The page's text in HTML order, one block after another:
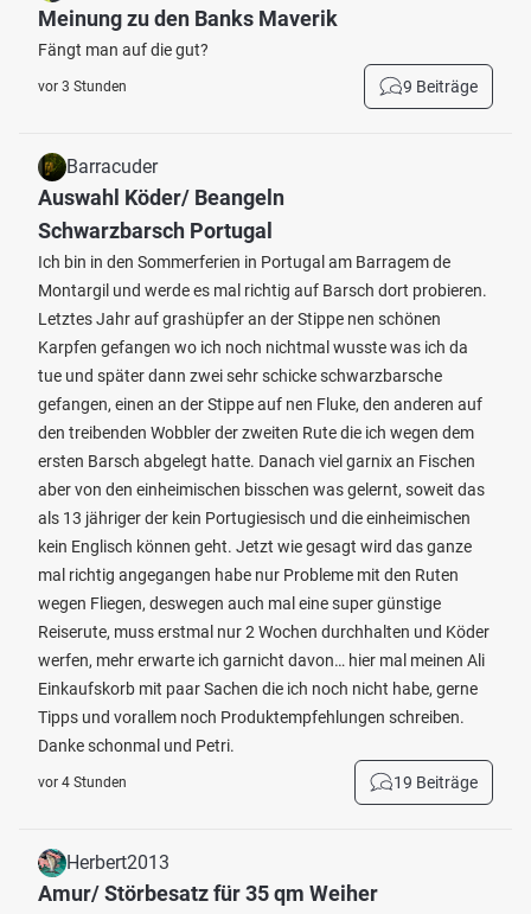
Meinung zu den Banks Maverik
Fängt man auf die gut?
vor 3 Stunden 9 Beiträge
Barracuder
Auswahl Köder/ Beangeln
Schwarzbarsch Portugal
Ich bin in den Sommerferien in Portugal am Barragem de
Montargil und werde es mal richtig auf Barsch dort probieren.
Letztes Jahr auf grashüpfer an der Stippe nen schönen
Karpfen gefangen wo ich noch nichtmal wusste was ich da
tue und später dann zwei sehr schicke schwarzbarsche
gefangen, einen an der Stippe auf nen Fluke, den anderen auf
den treibenden Wobbler der zweiten Rute die ich wegen dem
ersten Barsch abgelegt hatte. Danach viel garnix an Fischen
aber von den einheimischen bisschen was gelernt, soweit das
als 13 jähriger der kein Portugiesisch und die einheimischen
kein Englisch können geht. Jetzt wie gesagt wird das ganze
mal richtig angegangen habe nur Probleme mit den Ruten
wegen Fliegen, deswegen auch mal eine super günstige
Reiserute, muss erstmal nur 2 Wochen durchhalten und Köder
werfen, mehr erwarte ich garnicht davon… hier mal meinen Ali
Einkaufskorb mit paar Sachen die ich noch nicht habe, gerne
Tipps und vorallem noch Produktempfehlungen schreiben.
Danke schonmal und Petri.
vor 4 Stunden 19 Beiträge
Herbert2013
Amur/ Störbesatz für 35 qm Weiher